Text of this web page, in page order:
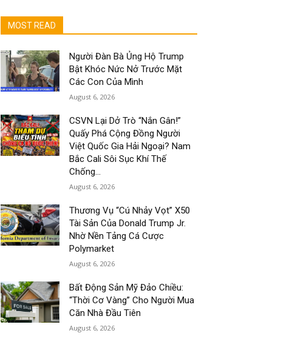
MOST READ
Người Đàn Bà Ủng Hộ Trump
Bật Khóc Nức Nở Trước Mặt
Các Con Của Mình
August 6, 2026
CSVN Lại Dở Trò “Nắn Gân!”
Quấy Phá Cộng Đồng Người
Việt Quốc Gia Hải Ngoại? Nam
Bắc Cali Sôi Sục Khí Thế
Chống...
August 6, 2026
Thương Vụ “Cú Nhảy Vọt” X50
Tài Sản Của Donald Trump Jr.
Nhờ Nền Tảng Cá Cược
Polymarket
August 6, 2026
Bất Động Sản Mỹ Đảo Chiều:
“Thời Cơ Vàng” Cho Người Mua
Căn Nhà Đầu Tiên
August 6, 2026